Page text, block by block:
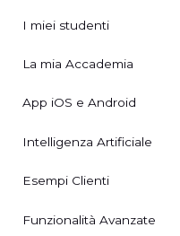
I miei studenti
La mia Accademia
App iOS e Android
Intelligenza Artificiale
Esempi Clienti
Funzionalità Avanzate